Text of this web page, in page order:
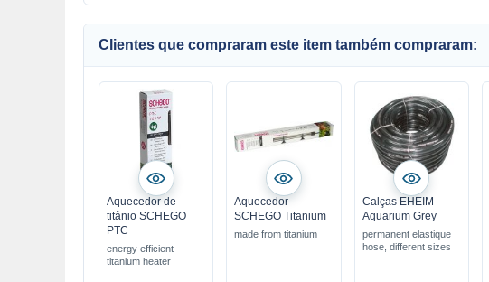
Clientes que compraram este item também compraram:
Aquecedor de
titânio SCHEGO
PTC
energy efficient
titanium heater
Aquecedor
SCHEGO Titanium
made from titanium
Calças EHEIM
Aquarium Grey
permanent elastique
hose, different sizes